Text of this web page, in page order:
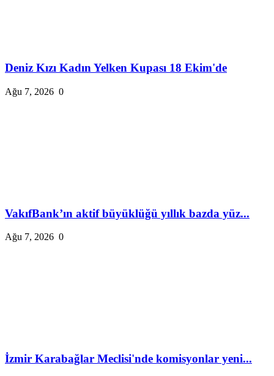
Deniz Kızı Kadın Yelken Kupası 18 Ekim'de
Ağu 7, 2026 0
VakıfBank’ın aktif büyüklüğü yıllık bazda yüz...
Ağu 7, 2026 0
İzmir Karabağlar Meclisi'nde komisyonlar yeni...